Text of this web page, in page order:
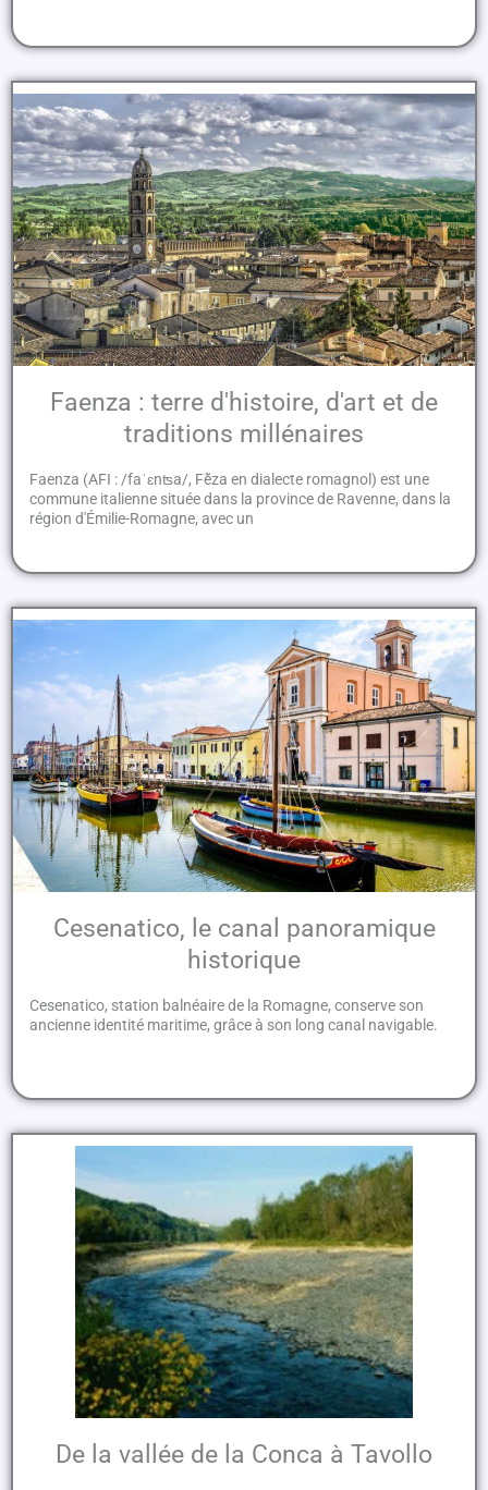
Faenza : terre d'histoire, d'art et de
traditions millénaires
Faenza (AFI : /faˈɛnʦa/, Fẽ́za en dialecte romagnol) est une
commune italienne située dans la province de Ravenne, dans la
région d'Émilie-Romagne, avec un
Cesenatico, le canal panoramique
historique
Cesenatico, station balnéaire de la Romagne, conserve son
ancienne identité maritime, grâce à son long canal navigable.
De la vallée de la Conca à Tavollo